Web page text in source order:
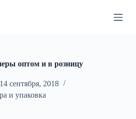
оптом и в розницу
14 сентября, 2018
и упаковка